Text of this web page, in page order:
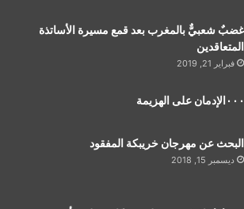
غضبٌ شعبيٌّ بالمغرب بعد قمع مسيرة الأساتذة
المتعاقدين
فبراير 21, 2019
البحث عن مهرجان خريبكة المفقود
ديسمبر 15, 2018